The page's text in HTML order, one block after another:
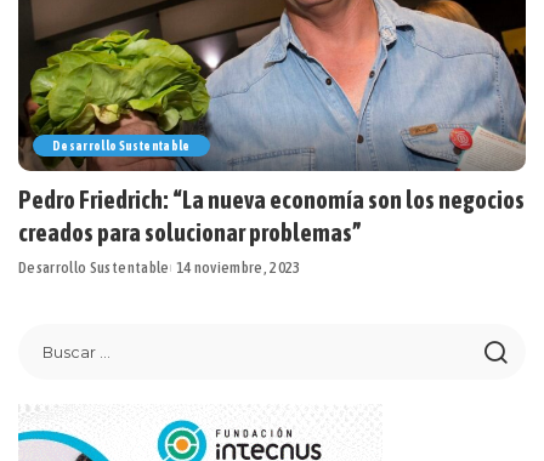
Desarrollo Sustentable
Pedro Friedrich: “La nueva economía son los negocios
creados para solucionar problemas”
Desarrollo Sustentable 14 noviembre, 2023